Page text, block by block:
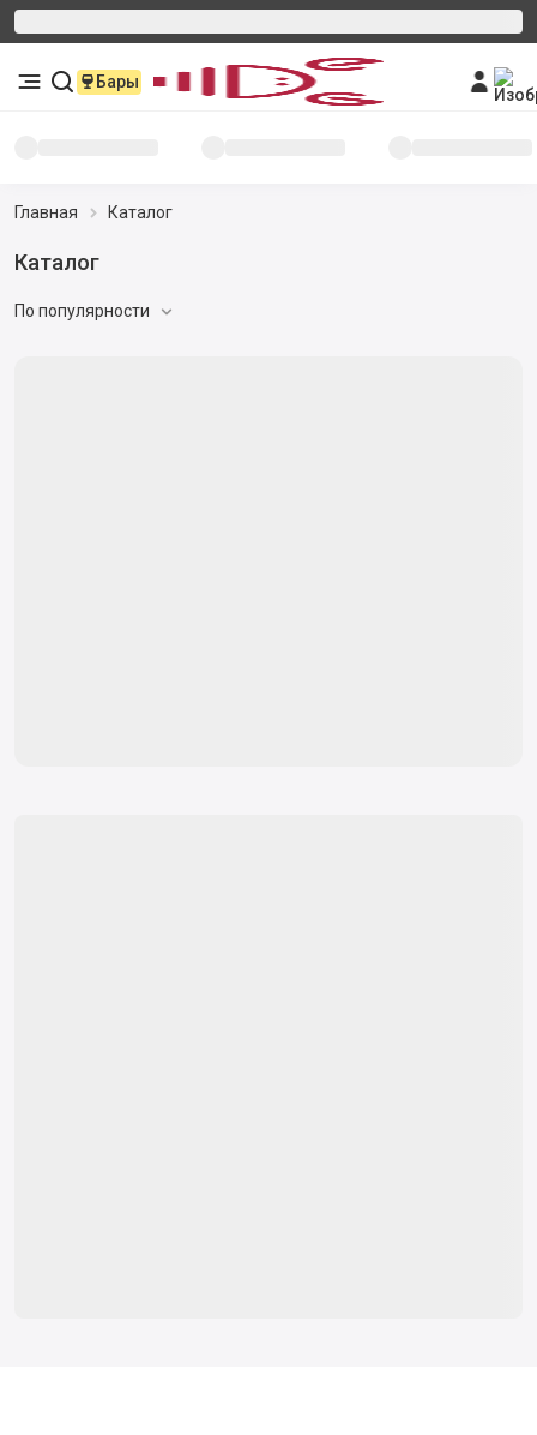
Бары
Главная Каталог
Каталог
По популярности